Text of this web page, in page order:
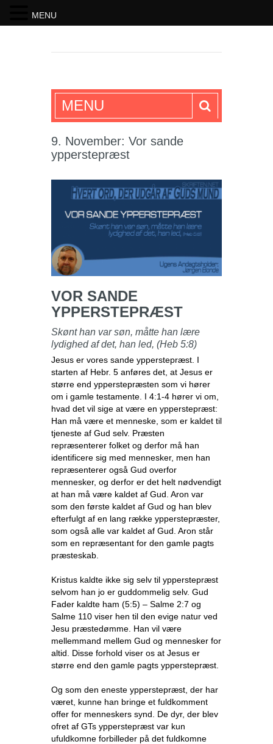
SKRIFTEN
MENU
9. November: Vor sande
ypperstepræst
VOR SANDE
YPPERSTEPRÆST
Skønt han var søn, måtte han lære
lydighed af det, han led, (Heb 5:8)
Jesus er vores sande ypperstepræst. I
starten af Hebr. 5 anføres det, at Jesus er
større end ypperstepræsten som vi hører
om i gamle testamente. I 4:1-4 hører vi om,
hvad det vil sige at være en ypperstepræst:
Han må være et menneske, som er kaldet til
tjeneste af Gud selv. Præsten
repræsenterer folket og derfor må han
identificere sig med mennesker, men han
repræsenterer også Gud overfor
mennesker, og derfor er det helt nødvendigt
at han må være kaldet af Gud. Aron var
som den første kaldet af Gud og han blev
efterfulgt af en lang række ypperstepræster,
som også alle var kaldet af Gud. Aron står
som en repræsentant for den gamle pagts
præsteskab.
Kristus kaldte ikke sig selv til ypperstepræst
selvom han jo er guddommelig selv. Gud
Fader kaldte ham (5:5) – Salme 2:7 og
Salme 110 viser hen til den evige natur ved
Jesu præstedømme. Han vil være
mellemmand mellem Gud og mennesker for
altid. Disse forhold viser os at Jesus er
større end den gamle pagts ypperstepræst.
Og som den eneste ypperstepræst, der har
været, kunne han bringe et fuldkomment
offer for menneskers synd. De dyr, der blev
ofret af GTs ypperstepræst var kun
ufuldkomne forbilleder på det fuldkomne
MENU